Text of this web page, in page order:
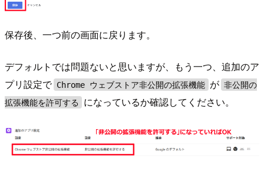
保存後、一つ前の画面に戻ります。
デフォルトでは問題ないと思いますが、もう一つ、追加のア
プリ設定で Chrome ウェブストア非公開の拡張機能 が 非公開の
拡張機能を許可する
になっているか確認してください。